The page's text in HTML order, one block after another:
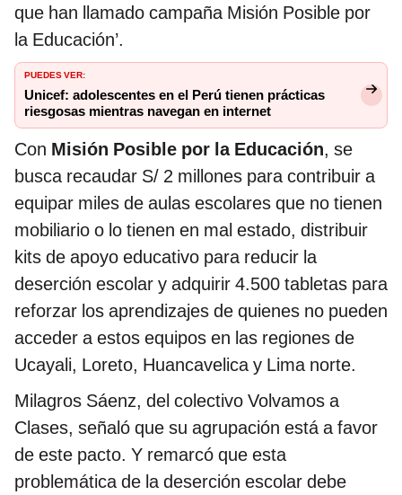
que han llamado campaña Misión Posible por
la Educación’.
PUEDES VER:
Unicef: adolescentes en el Perú tienen prácticas
riesgosas mientras navegan en internet
Con Misión Posible por la Educación, se
busca recaudar S/ 2 millones para contribuir a
equipar miles de aulas escolares que no tienen
mobiliario o lo tienen en mal estado, distribuir
kits de apoyo educativo para reducir la
deserción escolar y adquirir 4.500 tabletas para
reforzar los aprendizajes de quienes no pueden
acceder a estos equipos en las regiones de
Ucayali, Loreto, Huancavelica y Lima norte.
Milagros Sáenz, del colectivo Volvamos a
Clases, señaló que su agrupación está a favor
de este pacto. Y remarcó que esta
problemática de la deserción escolar debe